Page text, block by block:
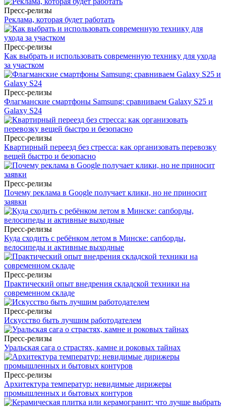
Пресс-релизы
Реклама, которая будет работать
Пресс-релизы
Как выбрать и использовать современную технику для ухода
за участком
Пресс-релизы
Флагманские смартфоны Samsung: сравниваем Galaxy S25 и
Galaxy S24
Пресс-релизы
Квартирный переезд без стресса: как организовать перевозку
вещей быстро и безопасно
Пресс-релизы
Почему реклама в Google получает клики, но не приносит
заявки
Пресс-релизы
Куда сходить с ребёнком летом в Минске: сапборды,
велосипеды и активные выходные
Пресс-релизы
Практический опыт внедрения складской техники на
современном складе
Пресс-релизы
Искусство быть лучшим работодателем
Пресс-релизы
Уральская сага о страстях, камне и роковых тайнах
Пресс-релизы
Архитектура температур: невидимые дирижеры
промышленных и бытовых контуров